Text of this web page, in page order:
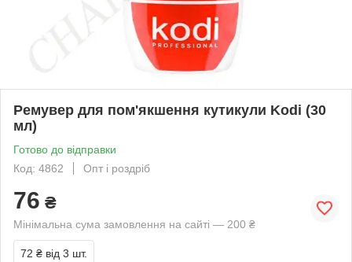
Ремувер для пом'якшення кутикули Kodi (30
мл)
Готово до відправки
Код: 4862
Опт і роздріб
76 ₴
Мінімальна сума замовлення на сайті — 200 ₴
72 ₴ від 3 шт.